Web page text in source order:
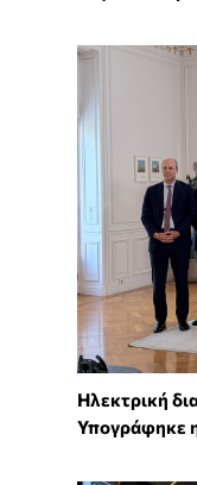
Ηλεκτρική
Υπογράφηκε